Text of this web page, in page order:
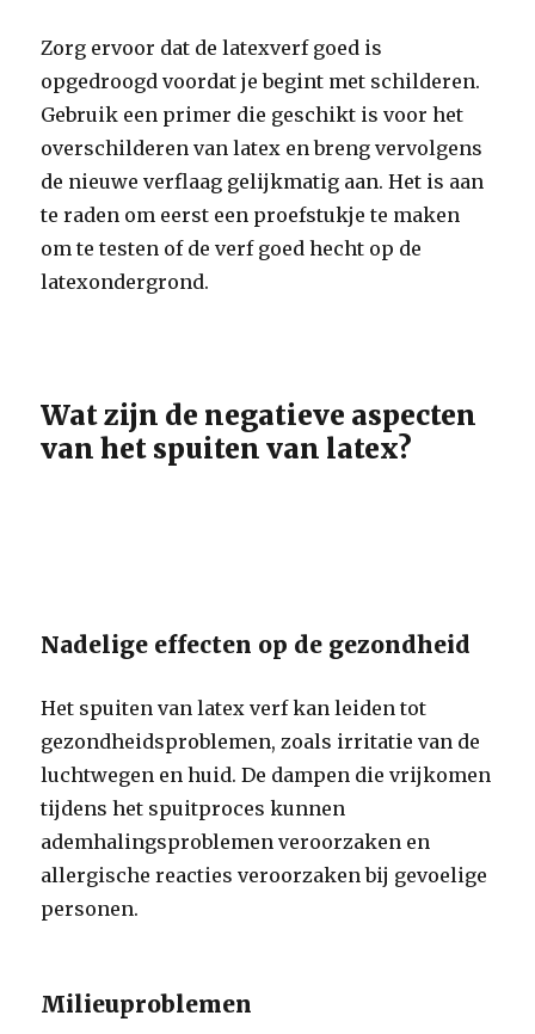
Zorg ervoor dat de latexverf goed is
opgedroogd voordat je begint met schilderen.
Gebruik een primer die geschikt is voor het
overschilderen van latex en breng vervolgens
de nieuwe verflaag gelijkmatig aan. Het is aan
te raden om eerst een proefstukje te maken
om te testen of de verf goed hecht op de
latexondergrond.
Wat zijn de negatieve aspecten
van het spuiten van latex?
Nadelige effecten op de gezondheid
Het spuiten van latex verf kan leiden tot
gezondheidsproblemen, zoals irritatie van de
luchtwegen en huid. De dampen die vrijkomen
tijdens het spuitproces kunnen
ademhalingsproblemen veroorzaken en
allergische reacties veroorzaken bij gevoelige
personen.
Milieuproblemen